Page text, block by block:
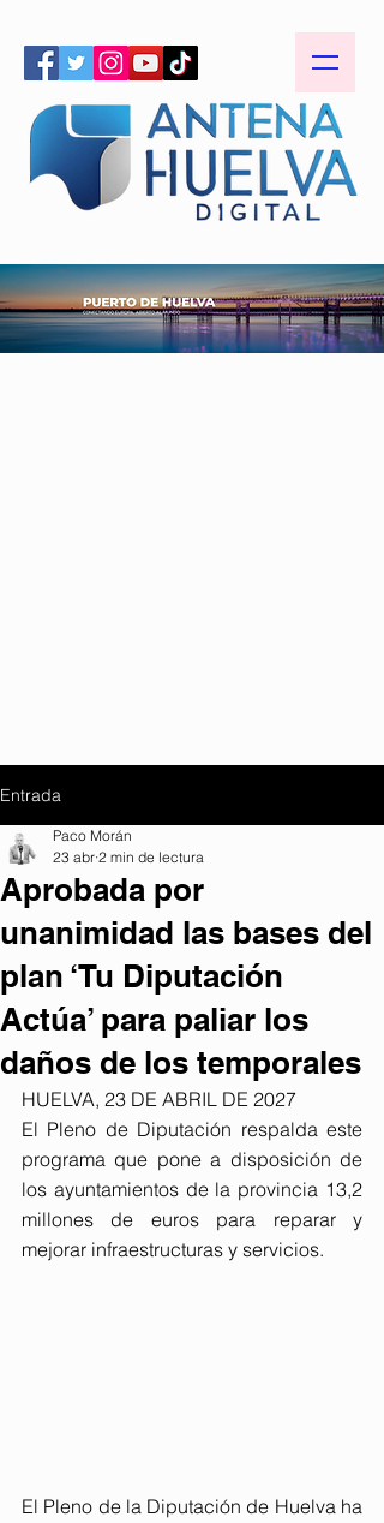
Entrada
Aprobada por
unanimidad las bases del
plan ‘Tu Diputación
Actúa’ para paliar los
daños de los temporales
Paco Morán
23 abr 2 min de lectura
HUELVA, 23 DE ABRIL DE 2027
El Pleno de Diputación respalda este
programa que pone a disposición de
los ayuntamientos de la provincia 13,2
millones de euros para reparar y
mejorar infraestructuras y servicios.
El Pleno de la Diputación de Huelva ha